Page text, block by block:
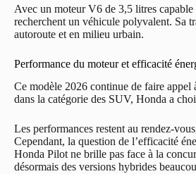
Avec un moteur V6 de 3,5 litres
recherchent un véhicule polyvalent. Sa
autoroute et en milieu urbain.
Performance du moteur et efficacité
Ce modèle 2026 continue de faire
dans la catégorie des SUV, Honda a
Les performances restent au rendez-
Cependant, la question de l’efficacité
Honda Pilot ne brille pas face à la
désormais des versions hybrides